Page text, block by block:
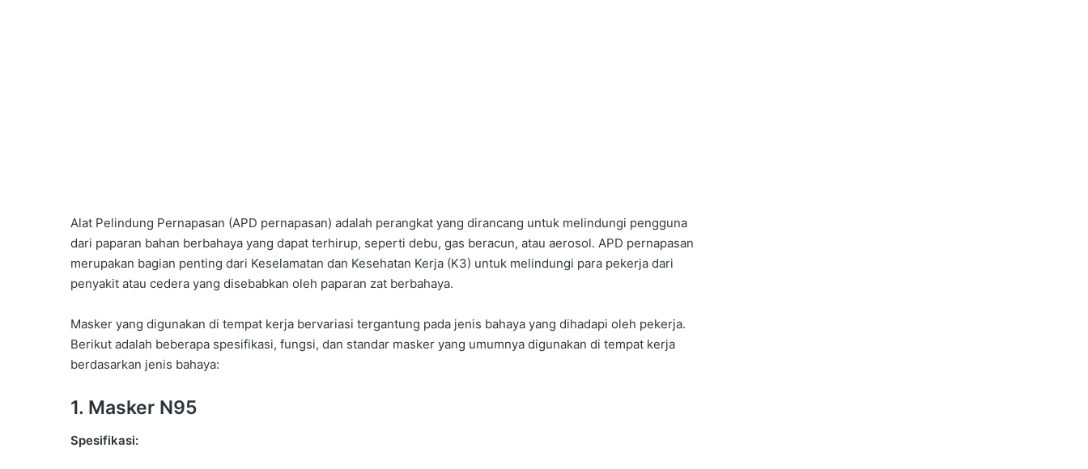
Alat Pelindung Pernapasan (APD pernapasan) adalah perangkat yang dirancang untuk melindungi pengguna
dari paparan bahan berbahaya yang dapat terhirup, seperti debu, gas beracun, atau aerosol. APD pernapasan
merupakan bagian penting dari Keselamatan dan Kesehatan Kerja (K3) untuk melindungi para pekerja dari
penyakit atau cedera yang disebabkan oleh paparan zat berbahaya.
Masker yang digunakan di tempat kerja bervariasi tergantung pada jenis bahaya yang dihadapi oleh pekerja.
Berikut adalah beberapa spesifikasi, fungsi, dan standar masker yang umumnya digunakan di tempat kerja
berdasarkan jenis bahaya:
1. Masker N95
Spesifikasi: